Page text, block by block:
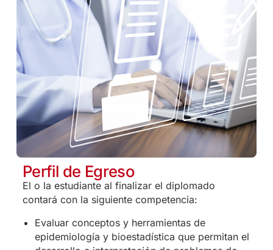
Perfil de Egreso
El o la estudiante al finalizar el diplomado
contará con la siguiente competencia:
Evaluar conceptos y herramientas de
epidemiología y bioestadística que permitan el